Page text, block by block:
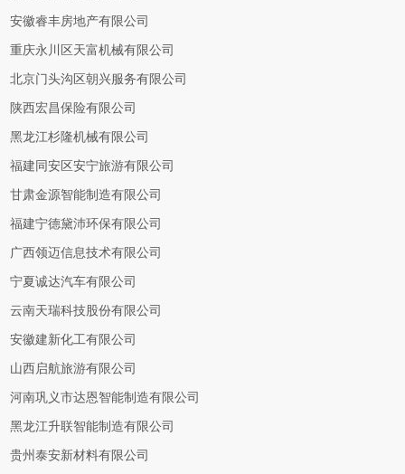
安徽睿丰房地产有限公司
重庆永川区天富机械有限公司
北京门头沟区朝兴服务有限公司
陕西宏昌保险有限公司
黑龙江杉隆机械有限公司
福建同安区安宁旅游有限公司
甘肃金源智能制造有限公司
福建宁德黛沛环保有限公司
广西领迈信息技术有限公司
宁夏诚达汽车有限公司
云南天瑞科技股份有限公司
安徽建新化工有限公司
山西启航旅游有限公司
河南巩义市达恩智能制造有限公司
黑龙江升联智能制造有限公司
贵州泰安新材料有限公司